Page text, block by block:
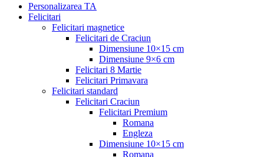
Personalizarea TA
Felicitari
Felicitari magnetice
Felicitari de Craciun
Dimensiune 10×15 cm
Dimensiune 9×6 cm
Felicitari 8 Martie
Felicitari Primavara
Felicitari standard
Felicitari Craciun
Felicitari Premium
Romana
Engleza
Dimensiune 10×15 cm
Romana